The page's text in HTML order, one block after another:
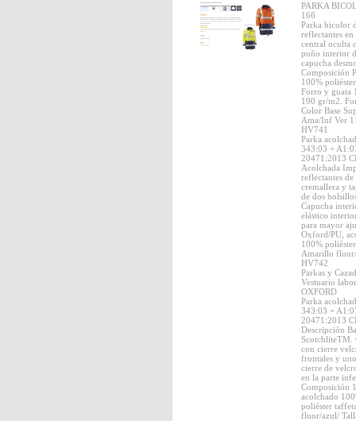
PARKA
166
Parka bicolor
reflectantes
central oculta
puño interior
capucha
Composición
100%
Forro y guata
190 gr/m2.
Color Base
Ama/Inf Ver
HV741
Parka
343:03 +
20471:2013
Acolchada
reflectantes
cremallera y
de dos
Capucha
elástico
para mayor
Oxford/PU,
100%
Amarillo
HV742
Parkas y
Vestuario
OXFORD
Parka
343:03 +
20471:2013
Descripción
ScotchliteTM.
con cierre
frontales y
cierre de
en la parte
Composición
acolchado
poliéster
fluor/azul/